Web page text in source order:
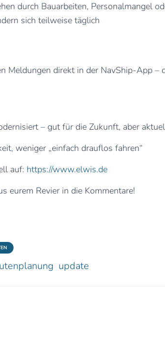
durch Bauarbeiten, Personalmangel
sich teilweise täglich
Meldungen direkt in der NavShip-App
– gut für die Zukunft, aber
weniger „einfach drauflos fahren“
auf: https://www.elwis.de
eurem Revier in die Kommentare!
update